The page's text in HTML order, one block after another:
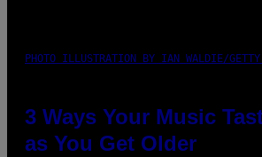
PHOTO ILLUSTRATION BY IAN WALDIE/
3 Ways Your Music
as You Get Older